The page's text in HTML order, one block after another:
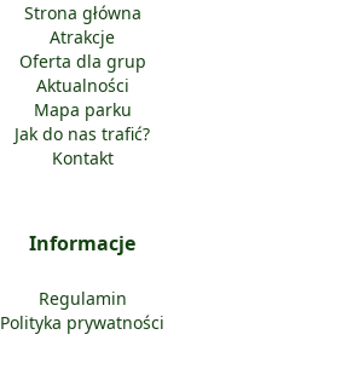
Strona główna
Atrakcje
Oferta dla grup
Aktualności
Mapa parku
Jak do nas trafić?
Kontakt
Informacje
Regulamin
Polityka prywatności